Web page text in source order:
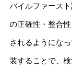
バイルファース
の正確性・整合
されるようにな
装することで、